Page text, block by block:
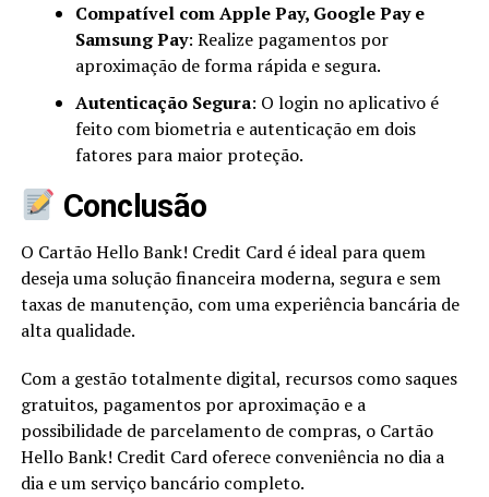
Compatível com Apple Pay, Google Pay e
Samsung Pay: Realize pagamentos por
aproximação de forma rápida e segura.
Autenticação Segura: O login no aplicativo é
feito com biometria e autenticação em dois
fatores para maior proteção.
Conclusão
O Cartão Hello Bank! Credit Card é ideal para quem
deseja uma solução financeira moderna, segura e sem
taxas de manutenção, com uma experiência bancária de
alta qualidade.
Com a gestão totalmente digital, recursos como saques
gratuitos, pagamentos por aproximação e a
possibilidade de parcelamento de compras, o Cartão
Hello Bank! Credit Card oferece conveniência no dia a
dia e um serviço bancário completo.